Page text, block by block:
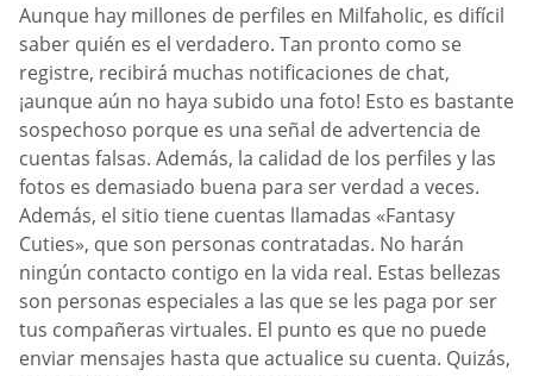
Aunque hay millones de perfiles en Milfaholic, es difícil
saber quién es el verdadero. Tan pronto como se
registre, recibirá muchas notificaciones de chat,
¡aunque aún no haya subido una foto! Esto es bastante
sospechoso porque es una señal de advertencia de
cuentas falsas. Además, la calidad de los perfiles y las
fotos es demasiado buena para ser verdad a veces.
Además, el sitio tiene cuentas llamadas «Fantasy
Cuties», que son personas contratadas. No harán
ningún contacto contigo en la vida real. Estas bellezas
son personas especiales a las que se les paga por ser
tus compañeras virtuales. El punto es que no puede
enviar mensajes hasta que actualice su cuenta. Quizás,